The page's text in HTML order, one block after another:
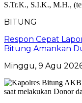
BITUNG
​Respon Cepat
Bitung Amankan
Minggu, 9 Agu